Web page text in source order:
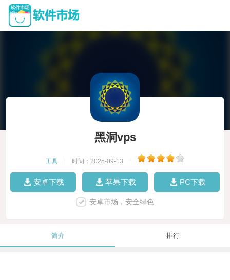
黑洞vps
工具 时间：2025-09-13
安卓下载 苹果下载 PC下载
安卓市场，安全绿色
简介 排行